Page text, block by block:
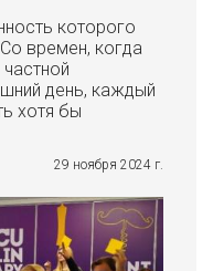
которого
времен, когда
день, каждый
хотя бы
29 ноября 2024 г.